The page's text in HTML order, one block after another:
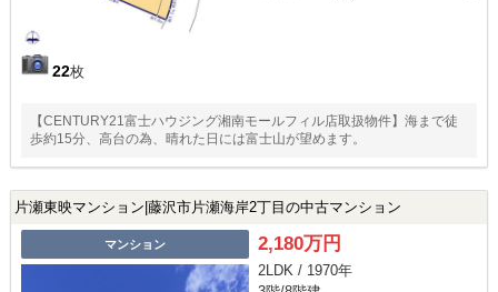
22枚
【CENTURY21富士ハウジング湘南モールフィル店取扱物件】海まで徒
歩約15分、高台の為、晴れた日には富士山が望めます。
片瀬東映マンション|藤沢市片瀬海岸2丁目の中古マンション
マンション 2,180万円
2LDK / 1970年